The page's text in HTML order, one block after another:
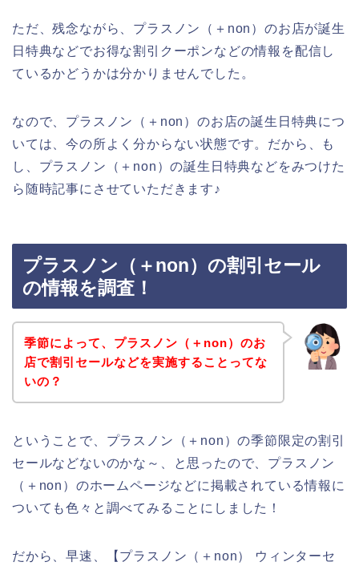
ただ、残念ながら、プラスノン（＋non）のお店が誕生
日特典などでお得な割引クーポンなどの情報を配信し
ているかどうかは分かりませんでした。
なので、プラスノン（＋non）のお店の誕生日特典につ
いては、今の所よく分からない状態です。だから、も
し、プラスノン（＋non）の誕生日特典などをみつけた
ら随時記事にさせていただきます♪
プラスノン（＋non）の割引セール
の情報を調査！
季節によって、プラスノン（＋non）のお
店で割引セールなどを実施することってな
いの？
ということで、プラスノン（＋non）の季節限定の割引
セールなどないのかな～、と思ったので、プラスノン
（＋non）のホームページなどに掲載されている情報に
ついても色々と調べてみることにしました！
だから、早速、【プラスノン（＋non） ウィンターセ